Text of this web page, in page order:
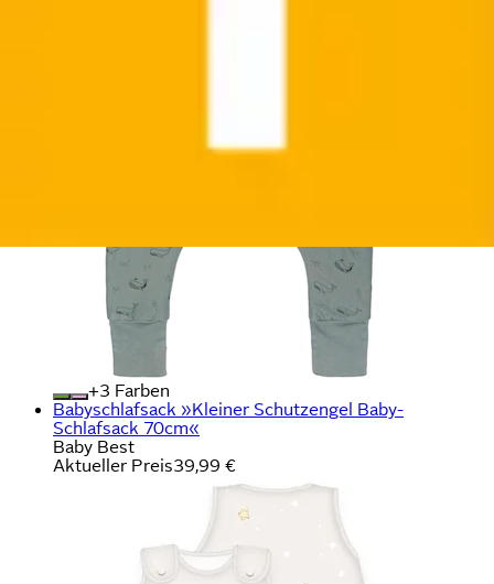
+
Farben
Babyschlafsack »Kleiner Schutzengel Baby-
Schlafsack 70cm«
Baby Best
Aktueller Preis39,99 €